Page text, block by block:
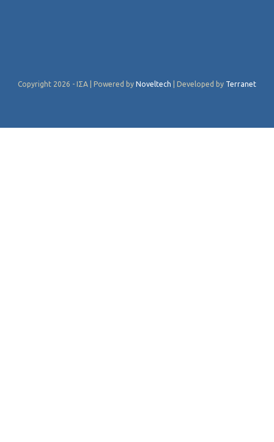
Copyright 2026 - ΙΣΑ | Powered by Noveltech | Developed by Terranet